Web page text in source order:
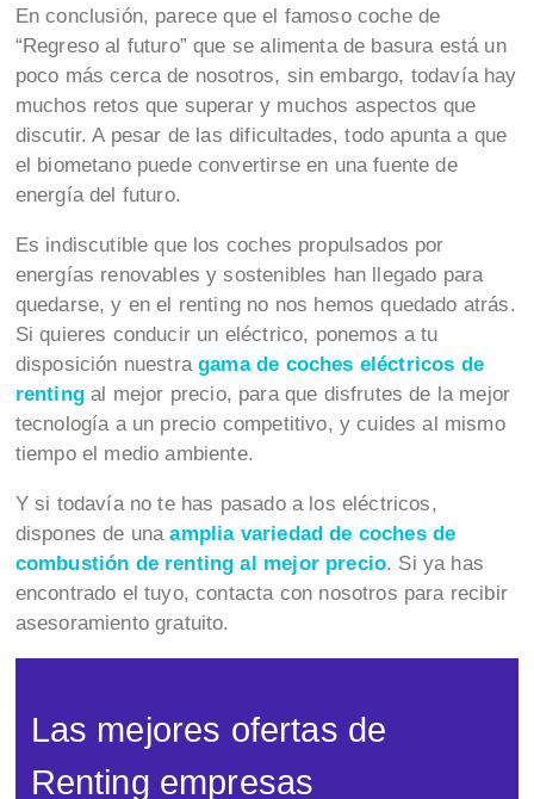
En conclusión, parece que el famoso coche de
“Regreso al futuro” que se alimenta de basura está un
poco más cerca de nosotros, sin embargo, todavía hay
muchos retos que superar y muchos aspectos que
discutir. A pesar de las dificultades, todo apunta a que
el biometano puede convertirse en una fuente de
energía del futuro.
Es indiscutible que los coches propulsados por
energías renovables y sostenibles han llegado para
quedarse, y en el renting no nos hemos quedado atrás.
Si quieres conducir un eléctrico, ponemos a tu
disposición nuestragama de coches eléctricos de
rentingal mejor precio, para que disfrutes de la mejor
tecnología a un precio competitivo, y cuides al mismo
tiempo el medio ambiente.
Y si todavía no te has pasado a los eléctricos,
dispones de unaamplia variedad de coches de
combustión de renting al mejor precio. Si ya has
encontrado el tuyo, contacta con nosotros para recibir
asesoramiento gratuito.
Las mejores ofertas de
Renting empresas